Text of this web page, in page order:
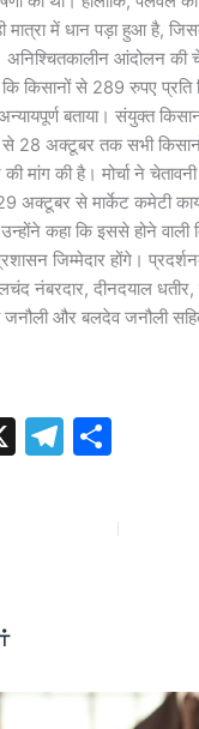
मात्रा में धान पड़ा हुआ है,
आंदोलन की
किसानों से 289 रुपए प्रति
बताया। संयुक्त
28 अक्टूबर तक सभी
मांग की है। मोर्चा ने
29 अक्टूबर से मार्केट कमेटी
कहा कि इससे होने वाली
जिम्मेदार होंगे।
नंबरदार, दीनदयाल
जनौली और बलदेव जनौली
X
T
ar
e